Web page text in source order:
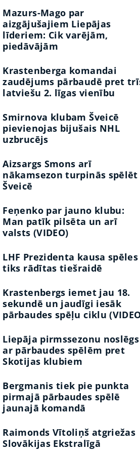
Mazurs-Mago par
aizgājušajiem Liepājas
līderiem: Cik varējām,
piedāvājām
Krastenberga komandai
zaudējums pārbaudē pret
latviešu 2. līgas vienību
Smirnova klubam Šveicē
pievienojas bijušais NHL
uzbrucējs
Aizsargs Smons arī
nākamsezon turpinās spēlēt
Šveicē
Feņenko par jauno klubu:
Man patīk pilsēta un arī
valsts (VIDEO)
LHF Prezidenta kausa spēles
tiks rādītas tiešraidē
Krastenbergs iemet jau 18.
sekundē un jaudīgi iesāk
pārbaudes spēļu ciklu
Liepāja pirmssezonu noslēgs
ar pārbaudes spēlēm pret
Skotijas klubiem
Bergmanis tiek pie punkta
pirmajā pārbaudes spēlē
jaunajā komandā
Raimonds Vītoliņš atgriežas
Slovākijas Ekstralīgā